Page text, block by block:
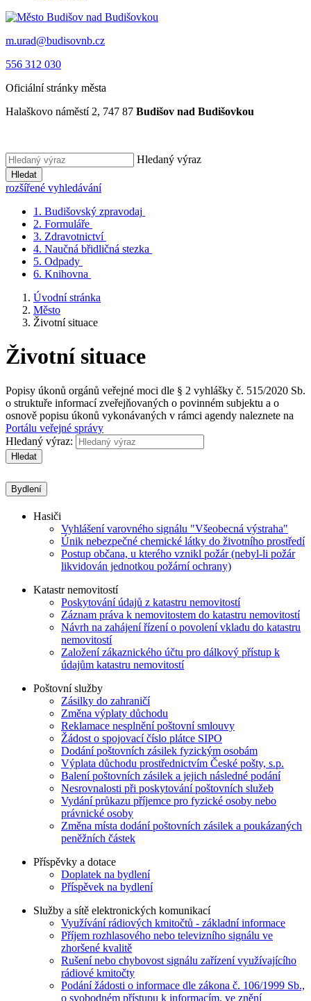
m.urad@budisovnb.cz
556 312 030
Oficiální stránky města
Halaškovo náměstí 2, 747 87 Budišov nad Budišovkou
Hledaný výraz
Hledat
rozšířené vyhledávání
1. Budišovský zpravodaj
2. Formuláře
3. Zdravotnictví
4. Naučná břidličná stezka
5. Odpady
6. Knihovna
Úvodní stránka
Město
Životní situace
Životní situace
Popisy úkonů orgánů veřejné moci dle § 2 vyhlášky č. 515/2020 Sb.
o struktuře informací zveřejňovaných o povinném subjektu a o
osnově popisu úkonů vykonávaných v rámci agendy naleznete na
Portálu veřejné správy
Hledaný výraz:
Hledat
Bydlení
Hasiči
Vyhlášení varovného signálu "Všeobecná výstraha"
Únik nebezpečné chemické látky do životního prostředí
Postup občana, u kterého vznikl požár (nebyl-li požár
likvidován jednotkou požární ochrany)
Katastr nemovitostí
Poskytování údajů z katastru nemovitostí
Záznam práva k nemovitostem do katastru nemovitostí
Návrh na zahájení řízení o povolení vkladu do katastru
nemovitostí
Založení zákaznického účtu pro dálkový přístup k
údajům katastru nemovitostí
Poštovní služby
Zásilky do zahraničí
Změna výplaty důchodu
Reklamace nesplnění poštovní smlouvy
Žádost o spojovací číslo plátce SIPO
Dodání poštovních zásilek fyzickým osobám
Výplata důchodu prostřednictvím České pošty, s.p.
Balení poštovních zásilek a jejich následné podání
Nesrovnalosti při poskytování poštovních služeb
Vydání průkazu příjemce pro fyzické osoby nebo
právnické osoby
Změna místa dodání poštovních zásilek a poukázaných
peněžních částek
Příspěvky a dotace
Doplatek na bydlení
Příspěvek na bydlení
Služby a sítě elektronických komunikací
Využívání rádiových kmitočtů - základní informace
Příjem rozhlasového nebo televizního signálu ve
zhoršené kvalitě
Rušení nebo chybovost signálu zařízení využívajícího
rádiové kmitočty
Podání žádosti o informace dle zákona č. 106/1999 Sb.,
o svobodném přístupu k informacím, ve znění